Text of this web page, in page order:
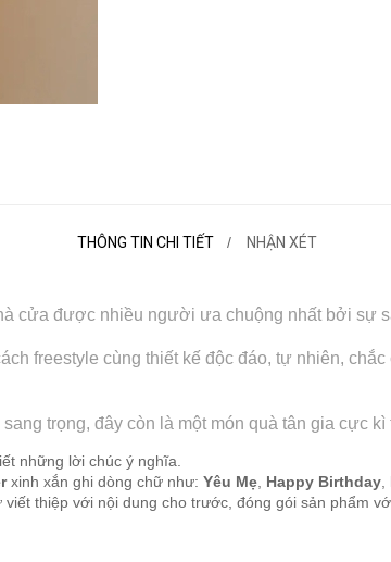
THÔNG TIN CHI TIẾT NHẬN XÉT
cửa được nhiều người ưa chuộng nhất bởi sự
freestyle cùng thiết kế độc đáo, tự nhiên,
trọng, đây còn là một món quà tân gia cực kì
những lời chúc ý nghĩa.
xinh xắn ghi dòng chữ như: Yêu Mẹ Happy Birthday
thiệp với nội dung cho trước, đóng gói sản phẩm